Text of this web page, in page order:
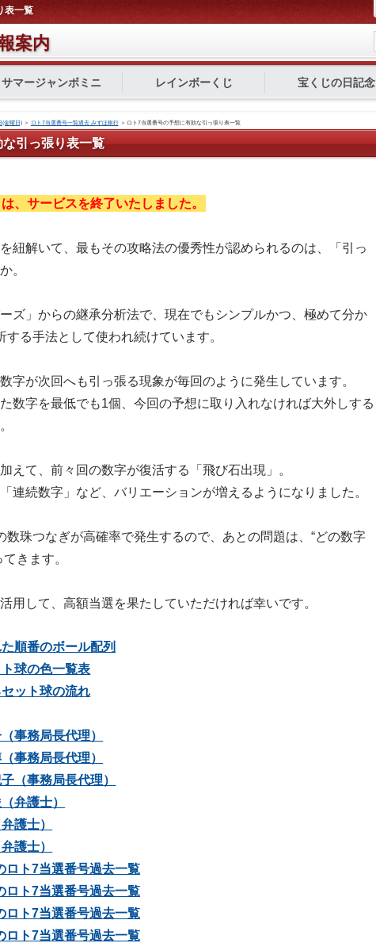
表一覧
案内
サマージャンボミニ レインボーくじ 宝くじの日記念
(金曜日)＞ ロト7当選番号一覧過去 みずほ銀行＞ ロト7当選番号の予想に有効な引っ張り表一覧
引っ張り表一覧
、サービスを終了いたしました。
紐解いて、最もその攻略法の優秀性が認められるのは、「引っ
。
ズ」からの継承分析法で、現在でもシンプルかつ、極めて分か
る手法として使われ続けています。
字が次回へも引っ張る現象が毎回のように発生しています。
数字を最低でも1個、今回の予想に取り入れなければ大外しする
えて、前々回の数字が復活する「飛び石出現」。
連続数字」など、バリエーションが増えるようになりました。
数珠つなぎが高確率で発生するので、あとの問題は、“どの数字
きます。
用して、高額当選を果たしていただければ幸いです。
順番のボール配列
球の色一覧表
ット球の流れ
事務局長代理）
事務局長代理）
（事務局長代理）
弁護士）
護士）
護士）
ロト7当選番号過去一覧
ロト7当選番号過去一覧
ロト7当選番号過去一覧
ロト7当選番号過去一覧